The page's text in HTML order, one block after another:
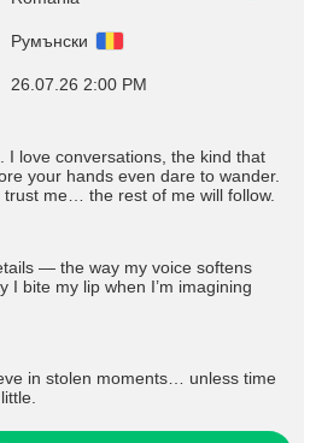
Румънски
26.07.26 2:00 PM
I love conversations, the kind that
your hands even dare to wander.
me… the rest of me will follow.
— the way my voice softens
I bite my lip when I’m imagining
in stolen moments… unless time